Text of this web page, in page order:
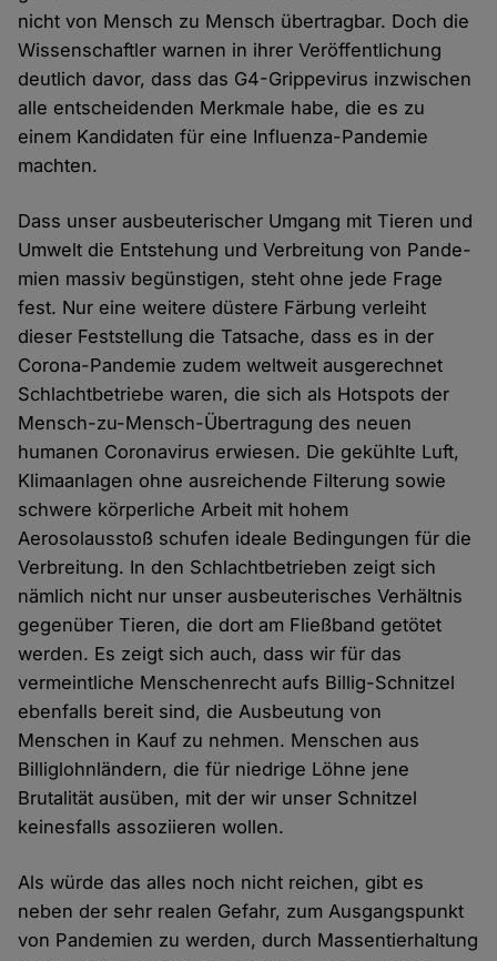
nicht von Mensch zu Mensch übertragbar. Doch die
Wissenschaftler warnen in ihrer Veröffentlichung
deutlich davor, dass das G4-Grippevirus inzwischen
alle entscheidenden Merkmale habe, die es zu
einem Kandidaten für eine Influenza-Pandemie
machten.
Dass unser ausbeuterischer Um­gang mit Tieren und
Umwelt die Ent­stehung und Verbreitung von Pande­
mien massiv begünstigen, steht ohne jede Frage
fest. Nur eine weitere düstere Färbung verleiht
dieser Feststellung die Tatsache, dass es in der
Corona-Pandemie zudem weltweit ausgerechnet
Schlachtbetriebe waren, die sich als Hotspots der
Mensch-zu-Mensch-Übertragung des neuen
humanen Coronavirus erwiesen. Die gekühlte Luft,
Klimaanlagen ohne ausreichende Filterung sowie
schwere körperliche Arbeit mit hohem
Aerosolausstoß schufen ideale Bedingungen für die
Verbreitung. In den Schlachtbetrieben zeigt sich
nämlich nicht nur unser ausbeuterisches Verhältnis
gegenüber Tieren, die dort am Fließband getötet
werden. Es zeigt sich auch, dass wir für das
vermeintliche Menschenrecht aufs Billig-Schnitzel
ebenfalls bereit sind, die Ausbeutung von
Menschen in Kauf zu nehmen. Menschen aus
Billiglohnländern, die für niedrige Löhne jene
Brutalität ausüben, mit der wir unser Schnitzel
keinesfalls assoziieren wollen.
Als würde das alles noch nicht reichen, gibt es
neben der sehr realen Gefahr, zum Ausgangspunkt
von Pandemien zu werden, durch Massentierhaltung